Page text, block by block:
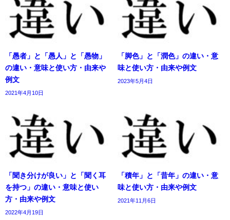
「愚者」と「愚人」と「愚物」
の違い・意味と使い方・由来や
例文
2021年4月10日
「脚色」と「潤色」の違い・意
味と使い方・由来や例文
2023年5月4日
「聞き分けが良い」と「聞く耳
を持つ」の違い・意味と使い
方・由来や例文
2022年4月19日
「積年」と「昔年」の違い・意
味と使い方・由来や例文
2021年11月6日